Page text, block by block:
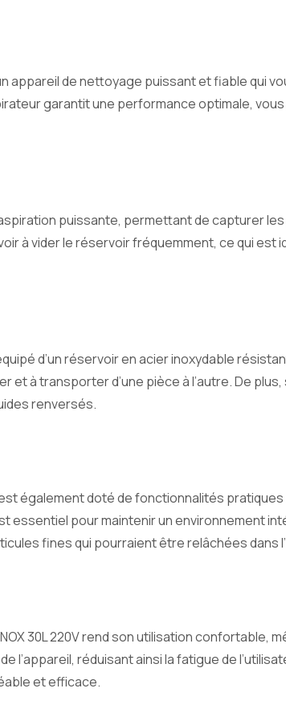
un appareil de nettoyage puissant et fiable qui
garantit une performance optimale,
puissante, permettant de capturer
à vider le réservoir fréquemment, ce qui
équipé d’un réservoir en acier inoxydable
à transporter d’une pièce à l’autre. De
renversés.
également doté de fonctionnalités
essentiel pour maintenir un environnement
fines qui pourraient être relâchées dans
30L 220V rend son utilisation
l’appareil, réduisant ainsi la fatigue de
et efficace.